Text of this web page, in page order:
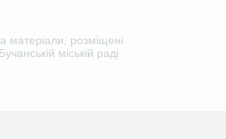
матеріали, розміщені
міській раді